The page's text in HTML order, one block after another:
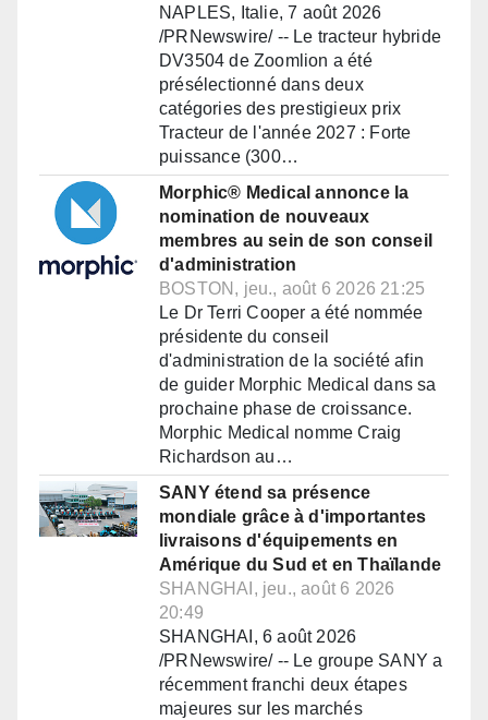
NAPLES, Italie, 7 août 2026
/PRNewswire/ -- Le tracteur hybride
DV3504 de Zoomlion a été
présélectionné dans deux
catégories des prestigieux prix
Tracteur de l'année 2027 : Forte
puissance (300…
Morphic® Medical annonce la
nomination de nouveaux
membres au sein de son conseil
d'administration
BOSTON, jeu., août 6 2026 21:25
Le Dr Terri Cooper a été nommée
présidente du conseil
d'administration de la société afin
de guider Morphic Medical dans sa
prochaine phase de croissance.
Morphic Medical nomme Craig
Richardson au…
SANY étend sa présence
mondiale grâce à d'importantes
livraisons d'équipements en
Amérique du Sud et en Thaïlande
SHANGHAI, jeu., août 6 2026
20:49
SHANGHAI, 6 août 2026
/PRNewswire/ -- Le groupe SANY a
récemment franchi deux étapes
majeures sur les marchés